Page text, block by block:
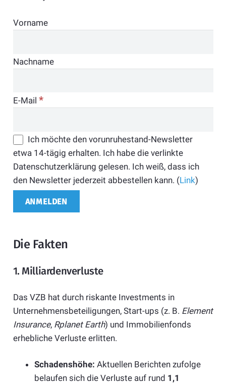
Vorname
Nachname
E-Mail *
Ich möchte den vorunruhestand-Newsletter
etwa 14-tägig erhalten. Ich habe die verlinkte
Datenschutzerklärung gelesen. Ich weiß, dass ich
den Newsletter jederzeit abbestellen kann. (Link)
Die Fakten
1. Milliardenverluste
Das VZB hat durch riskante Investments in
Unternehmensbeteiligungen, Start-ups (z. B. Element
Insurance, Rplanet Earth) und Immobilienfonds
erhebliche Verluste erlitten.
Schadenshöhe: Aktuellen Berichten zufolge
belaufen sich die Verluste auf rund 1,1